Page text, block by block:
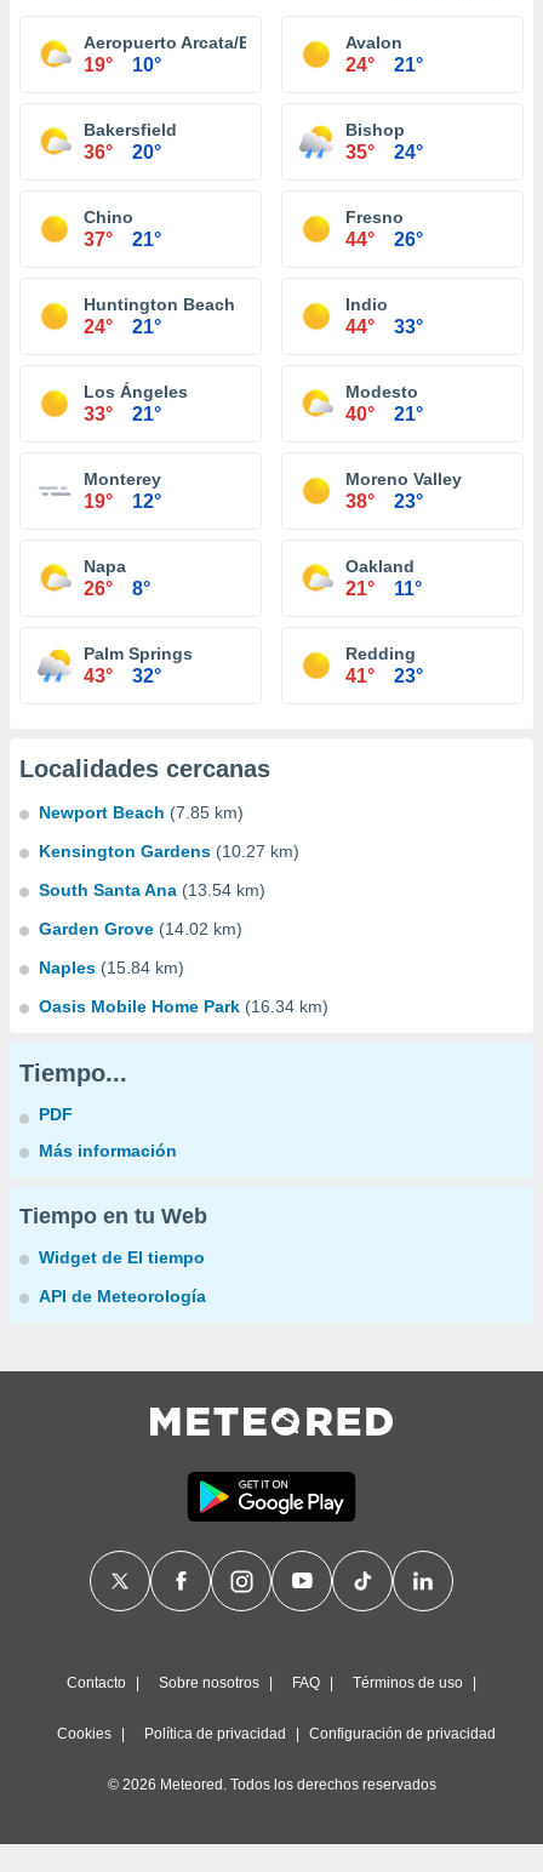
Aeropuerto Arcata/Eureka
19° 10°
Avalon
24° 21°
Bakersfield
36° 20°
Bishop
35° 24°
Chino
37° 21°
Fresno
44° 26°
Huntington Beach
24° 21°
Indio
44° 33°
Los Ángeles
33° 21°
Modesto
40° 21°
Monterey
19° 12°
Moreno Valley
38° 23°
Napa
26° 8°
Oakland
21° 11°
Palm Springs
43° 32°
Redding
41° 23°
Localidades cercanas
Newport Beach (7.85 km)
Kensington Gardens (10.27 km)
South Santa Ana (13.54 km)
Garden Grove (14.02 km)
Naples (15.84 km)
Oasis Mobile Home Park (16.34 km)
Tiempo...
PDF
Más información
Tiempo en tu Web
Widget de El tiempo
API de Meteorología
Contacto Sobre nosotros FAQ Términos de uso
Cookies Política de privacidad Configuración de privacidad
© 2026 Meteored. Todos los derechos reservados